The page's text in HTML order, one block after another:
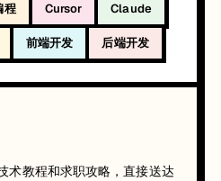
程 Cursor Claude
前端开发 后端开发
术教程和求职攻略，直接送达